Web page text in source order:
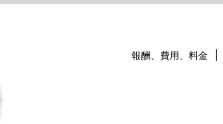
報酬、費用、料金